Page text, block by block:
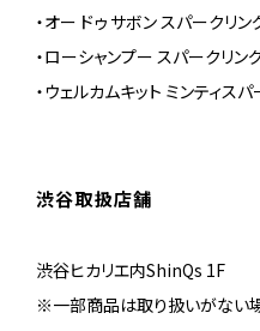
・オー ドゥ サボン スパーク
・ローシャンプー スパークリ
・ウェルカムキット ミンティス
渋谷取扱店舗
渋谷ヒカリエ内ShinQs 1F
※一部商品は取り扱いがない場